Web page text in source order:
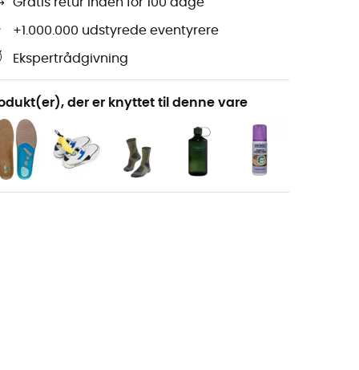
Gratis retur inden for 100 dage
+1.000.000 udstyrede eventyrere
Ekspertrådgivning
der er knyttet til denne vare